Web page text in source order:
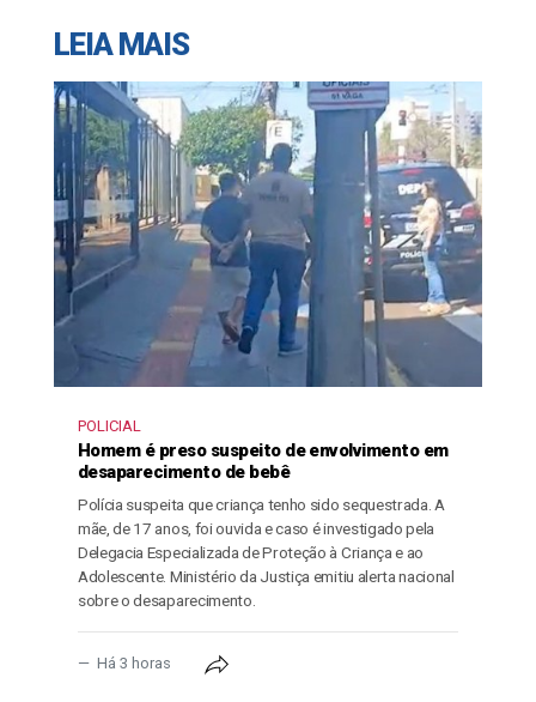
LEIA MAIS
POLICIAL
Homem é preso suspeito de envolvimento em
desaparecimento de bebê
Polícia suspeita que criança tenho sido sequestrada. A
mãe, de 17 anos, foi ouvida e caso é investigado pela
Delegacia Especializada de Proteção à Criança e ao
Adolescente. Ministério da Justiça emitiu alerta nacional
sobre o desaparecimento.
Há 3 horas